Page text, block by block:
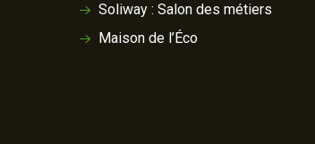
Soliway : Salon des métiers
Maison de l’Éco